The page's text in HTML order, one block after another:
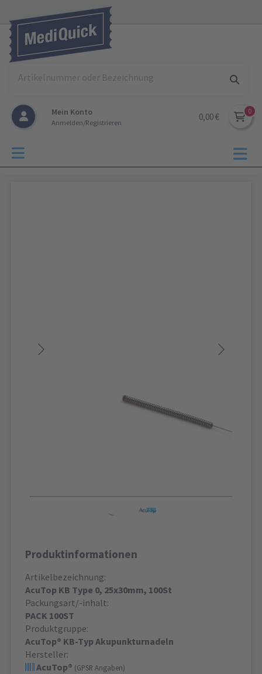
Mein Konto
Anmelden/Registrieren
0,00 €
Produktinformationen
Artikelbezeichnung:
AcuTop KB Type 0, 25x30mm, 100St
Packungsart/-inhalt:
PACK 100ST
Produktgruppe:
AcuTop® KB-Typ Akupunkturnadeln
Hersteller:
AcuTop® (GPSR Angaben)